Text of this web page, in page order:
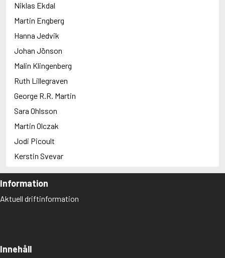
Niklas Ekdal
Martin Engberg
Hanna Jedvik
Johan Jönson
Malin Klingenberg
Ruth Lillegraven
George R.R. Martin
Sara Ohlsson
Martin Olczak
Jodi Picoult
Kerstin Svevar
Information
Aktuell driftinformation
Innehåll